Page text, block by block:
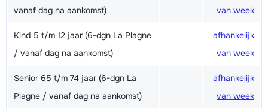
vanaf dag na aankomst)
van week
Kind 5 t/m 12 jaar (6-dgn La Plagne
/ vanaf dag na aankomst)
afhankelijk
van week
Senior 65 t/m 74 jaar (6-dgn La
Plagne / vanaf dag na aankomst)
afhankelijk
van week